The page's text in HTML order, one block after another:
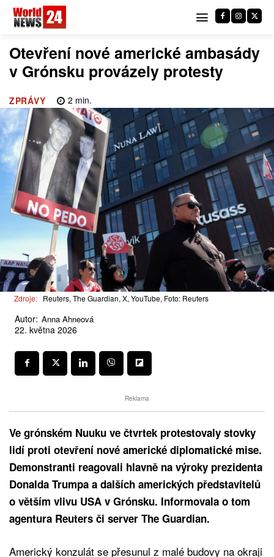
Otevření nové americké ambasády
v Grónsku provázely protesty
ZPRÁVY 2 min.
Zdroje: Reuters, The Guardian, X, YouTube, Foto: Reuters
Autor: Anna Ahneová
22. května 2026
Reklama
Ve grónském Nuuku ve čtvrtek protestovaly stovky
lidí proti otevření nové americké diplomatické mise.
Demonstranti reagovali hlavně na výroky prezidenta
Donalda Trumpa a dalších amerických představitelů
o větším vlivu USA v Grónsku. Informovala o tom
agentura Reuters či server The Guardian.
Americký konzulát se přesunul z malé budovy na okraji